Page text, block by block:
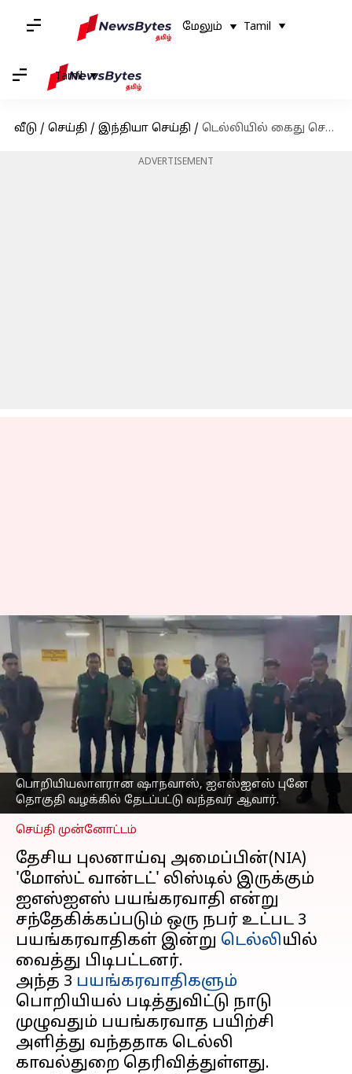
மேலும் Tamil
Tamil
வீடு / செய்தி / இந்தியா செய்தி / டெல்லியில் கைது செய்யப்பட்ட 3 பயங்கரவாதிகளும் பொறியியல் படித்துவிட்டு பயங்கரவாத பயிற்சி அளித்து வந்ததாக தகவல்
ADVERTISEMENT
பொறியியலாளரான ஷாநவாஸ், ஐஎஸ்ஐஎஸ் புனே
தொகுதி வழக்கில் தேடப்பட்டு வந்தவர் ஆவார்.
டெல்லியில் கைது
செய்யப்பட்ட 3
பயங்கரவாதிகளும்
பொறியியல் படித்துவிட்டு
பயங்கரவாத பயிற்சி
அளித்து வந்ததாக தகவல்
எழுதியவர் Sindhuja SM Oct 02, 2023 06:15 pm
செய்தி முன்னோட்டம்
தேசிய புலனாய்வு அமைப்பின்(NIA)
'மோஸ்ட் வான்டட்' லிஸ்டில் இருக்கும்
ஐஎஸ்ஐஎஸ் பயங்கரவாதி என்று
சந்தேகிக்கப்படும் ஒரு நபர் உட்பட 3
பயங்கரவாதிகள் இன்று டெல்லியில்
வைத்து பிடிபட்டனர்.
அந்த 3 பயங்கரவாதிகளும்
பொறியியல் படித்துவிட்டு நாடு
முழுவதும் பயங்கரவாத பயிற்சி
அளித்து வந்ததாக டெல்லி
காவல்துறை தெரிவித்துள்ளது.